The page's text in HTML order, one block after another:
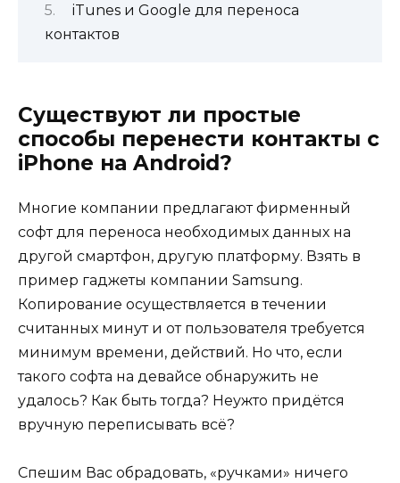
iTunes и Google для переноса
контактов
Существуют ли простые
способы перенести контакты с
iPhone на Android?
Многие компании предлагают фирменный
софт для переноса необходимых данных на
другой смартфон, другую платформу. Взять в
пример гаджеты компании Samsung.
Копирование осуществляется в течении
считанных минут и от пользователя требуется
минимум времени, действий. Но что, если
такого софта на девайсе обнаружить не
удалось? Как быть тогда? Неужто придётся
вручную переписывать всё?
Спешим Вас обрадовать, «ручками» ничего